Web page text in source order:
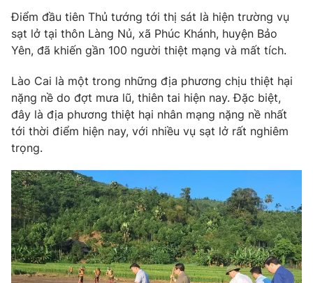
Thế giới đó đây
Câu chuyện quốc tế
Tài chính
Thị trường
Góc doanh nghiệp
Dữ liệu và đời sống
Truyền hình
Phim VTV
Hậu trường
Nhân vật
Khán giả
Giải sao mai
Giải trí
Điện ảnh
Âm nhạc
Sao
Đời sống
Du lịch
Làm đẹp
Chất lượng cuộc sống
Giáo dục
Tuyển sinh
Học trực tuyến
Công nghệ
Hitech Công nghệ tương lai
Giao lưu trực tuyến
Điểm đầu tiên Thủ tướng tới thị sát là hiện trường vụ
sạt lở tại thôn Làng Nủ, xã Phúc Khánh, huyện Bảo
Yên, đã khiến gần 100 người thiệt mạng và mất tích.
Lào Cai là một trong những địa phương chịu thiệt hại
nặng nề do đợt mưa lũ, thiên tai hiện nay. Đặc biệt,
đây là địa phương thiệt hại nhân mạng nặng nề nhất
tới thời điểm hiện nay, với nhiều vụ sạt lở rất nghiêm
trọng.